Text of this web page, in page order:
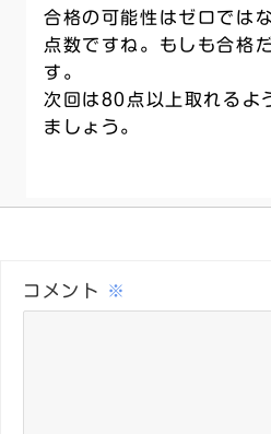
合格の可能性はゼロでは
点数ですね。もしも合格
す。
次回は80点以上取れるよ
ましょう。
コメント ※